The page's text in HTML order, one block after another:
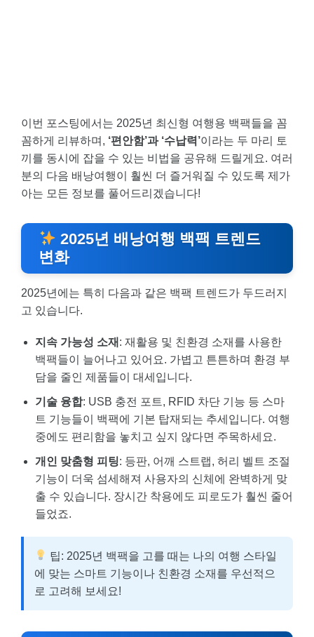
이번 포스팅에서는 2025년 최신형 여행용 백팩들을 꼼
꼼하게 리뷰하며, ‘편안함’과 ‘수납력’이라는 두 마리 토
끼를 동시에 잡을 수 있는 비법을 공유해 드릴게요. 여러
분의 다음 배낭여행이 훨씬 더 즐거워질 수 있도록 제가
아는 모든 정보를 풀어드리겠습니다!
2025년 배낭여행 백팩 트렌드
변화
2025년에는 특히 다음과 같은 백팩 트렌드가 두드러지
고 있습니다.
지속 가능성 소재 : 재활용 및 친환경 소재를 사용한
백팩들이 늘어나고 있어요. 가볍고 튼튼하며 환경 부
담을 줄인 제품들이 대세입니다.
기술 융합: USB 충전 포트, RFID 차단 기능 등 스마
트 기능들이 백팩에 기본 탑재되는 추세입니다. 여행
중에도 편리함을 놓치고 싶지 않다면 주목하세요.
개인 맞춤형 피팅: 등판, 어깨 스트랩, 허리 벨트 조절
기능이 더욱 섬세해져 사용자의 신체에 완벽하게 맞
출 수 있습니다. 장시간 착용에도 피로도가 훨씬 줄어
들었죠.
팁: 2025년 백팩을 고를 때는 나의 여행 스타일
에 맞는 스마트 기능이나 친환경 소재를 우선적으
로 고려해 보세요!